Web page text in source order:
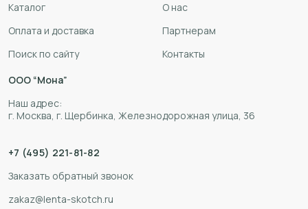
Каталог
Оплата и доставка
Поиск по сайту
О нас
Партнерам
Контакты
ООО “Мона”
Наш адрес:
г. Москва, г. Щербинка, Железнодорожная улица, 36
+7 (495) 221-81-82
Заказать обратный звонок
zakaz@lenta-skotch.ru